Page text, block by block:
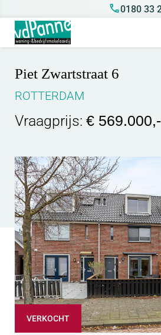
0180 33
Piet Zwartstraat 6
ROTTERDAM
Vraagprijs: €
VERKOCHT